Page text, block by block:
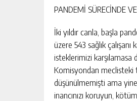
PANDEMİ SÜRECİNDE
İki yıldır canla, başla
üzere 543 sağlık
isteklerimizi karşılamasa
Komisyondan meclisteki
düşünülmemişti ama
inancınızı koruyun,